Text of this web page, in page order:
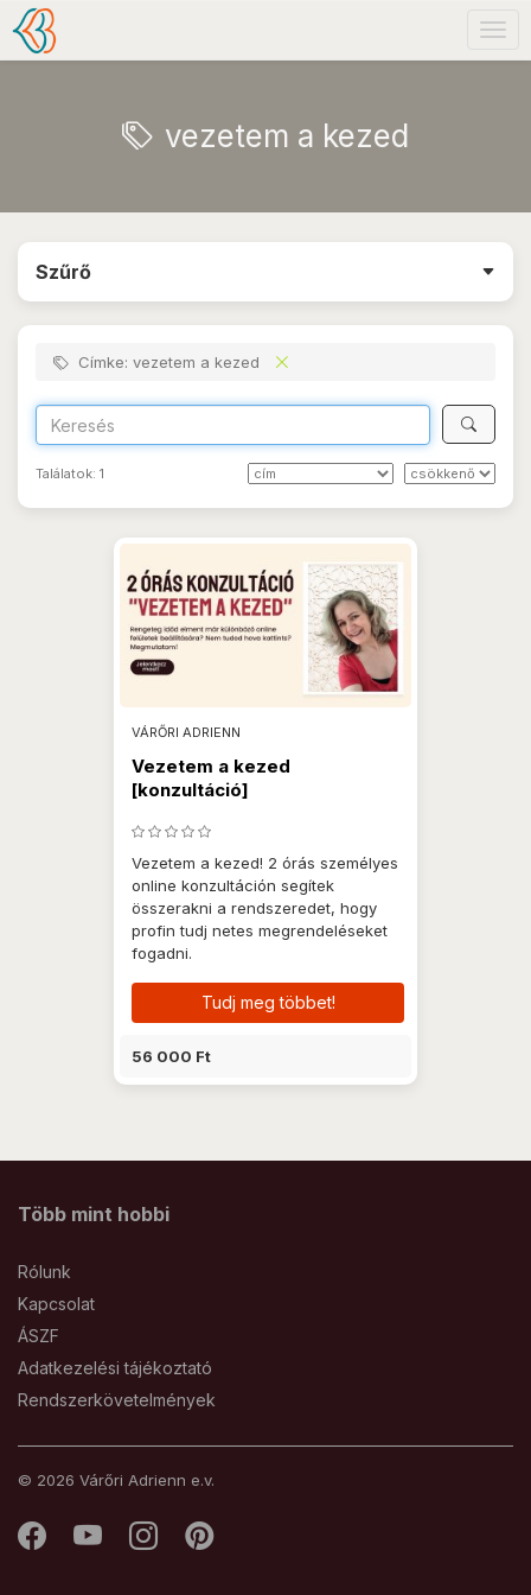
vezetem a kezed
Szűrő
Címke: vezetem a kezed
Találatok: 1
VÁRŐRI ADRIENN
Vezetem a kezed
[konzultáció]
Vezetem a kezed! 2 órás személyes
online konzultáción segítek
összerakni a rendszeredet, hogy
profin tudj netes megrendeléseket
fogadni.
Tudj meg többet!
56 000 Ft
Több mint hobbi
Rólunk
Kapcsolat
ÁSZF
Adatkezelési tájékoztató
Rendszerkövetelmények
© 2026 Várőri Adrienn e.v.